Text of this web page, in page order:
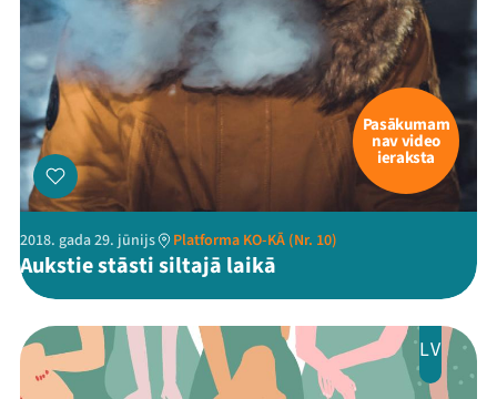
Pasākumam
nav video
ieraksta
2018. gada 29. jūnijs Platforma KO-KĀ (Nr. 10)
Aukstie stāsti siltajā laikā
LV